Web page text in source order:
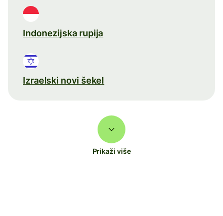
Indonezijska rupija
Izraelski novi šekel
Prikaži više